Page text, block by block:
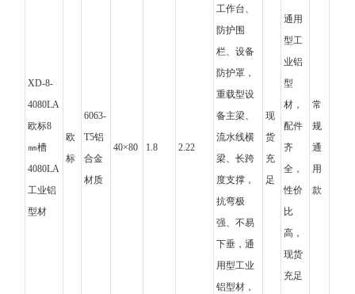
XD-8-
4080LA
欧标8
㎜槽
4080LA
工业铝
型材
欧
标
6063-
T5铝
合金
材质
40×80 1.8 2.22
工作台、
防护围
栏、设备
防护罩，
重载型设
备主梁、
流水线横
梁、长跨
度支撑，
抗弯极
强、不易
下垂，通
用型工业
铝型材，
现
货
充
足
通用
型工
业铝
型
材，
配件
齐
全，
性价
比
高，
现货
充足
常
规
通
用
款